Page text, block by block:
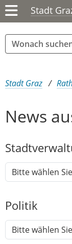
Stadt
Sie sind hier:
Stadt Graz
News
Politik